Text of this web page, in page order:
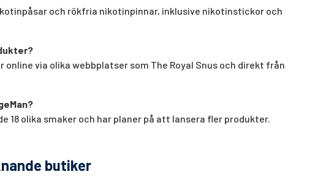
och rökfria nikotinpinnar, inklusive nikotinstickor och
online via olika webbplatser som The Royal Snus och direkt från
18 olika smaker och har planer på att lansera fler produkter.
butiker